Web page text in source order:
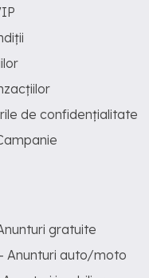
de confidențialitate
gratuite
- Anunturi auto/moto